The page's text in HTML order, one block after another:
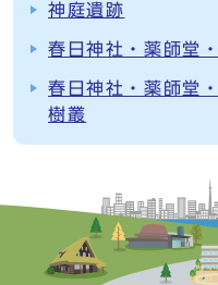
神庭遺跡
春日神社・薬師堂
春日神社・薬師堂
樹叢